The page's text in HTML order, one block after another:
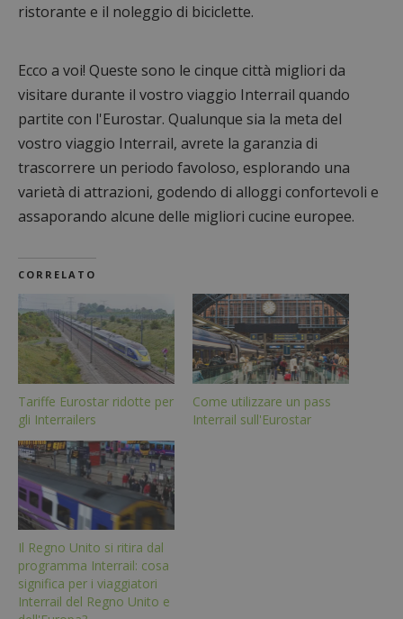
ristorante e il noleggio di biciclette.
Ecco a voi! Queste sono le cinque città migliori da
visitare durante il vostro viaggio Interrail quando
partite con l'Eurostar. Qualunque sia la meta del
vostro viaggio Interrail, avrete la garanzia di
trascorrere un periodo favoloso, esplorando una
varietà di attrazioni, godendo di alloggi confortevoli e
assaporando alcune delle migliori cucine europee.
CORRELATO
Tariffe Eurostar ridotte per
gli Interrailers
Come utilizzare un pass
Interrail sull'Eurostar
Il Regno Unito si ritira dal
programma Interrail: cosa
significa per i viaggiatori
Interrail del Regno Unito e